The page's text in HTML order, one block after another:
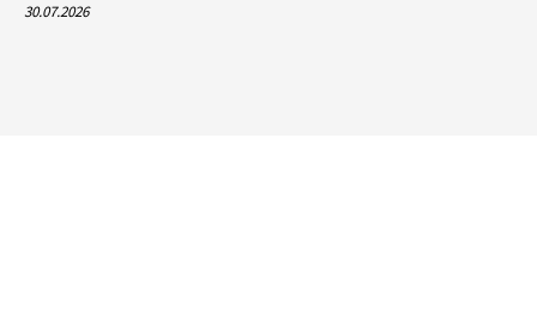
30.07.2026